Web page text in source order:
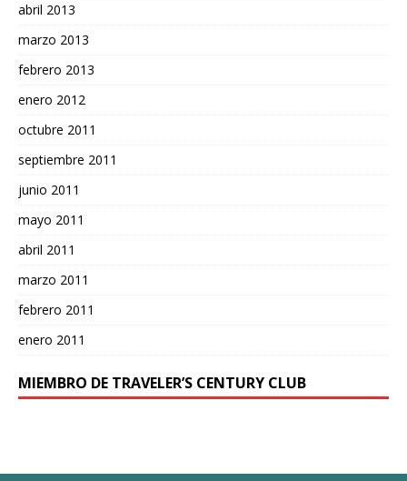
abril 2013
marzo 2013
febrero 2013
enero 2012
octubre 2011
septiembre 2011
junio 2011
mayo 2011
abril 2011
marzo 2011
febrero 2011
enero 2011
MIEMBRO DE TRAVELER’S CENTURY CLUB